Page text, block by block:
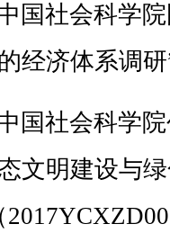
国社会科学
经济体系调
国社会科学
文明建设与